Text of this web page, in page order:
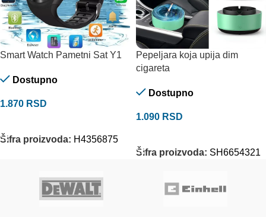
Smart Watch Pametni Sat Y1
Dostupno
1.870 RSD
Šifra proizvoda: H4356875
Pepeljara koja upija dim
cigareta
Dostupno
1.090 RSD
Šifra proizvoda: SH6654321